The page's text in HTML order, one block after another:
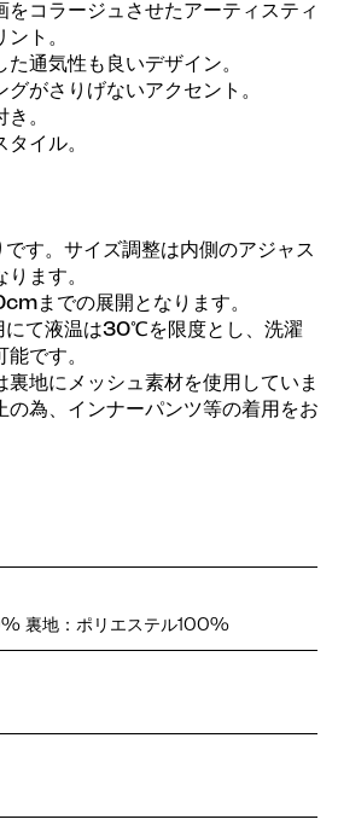
をコラージュさせたアーティスティ
ト。
通気性も良いデザイン。
がさりげないアクセント。
。
イル。
す。サイズ調整は内側のアジャス
ます。
までの展開となります。
て液温は30℃を限度とし、洗濯
です。
地にメッシュ素材を使用していま
の為、インナーパンツ等の着用をお
裏地：ポリエステル100%